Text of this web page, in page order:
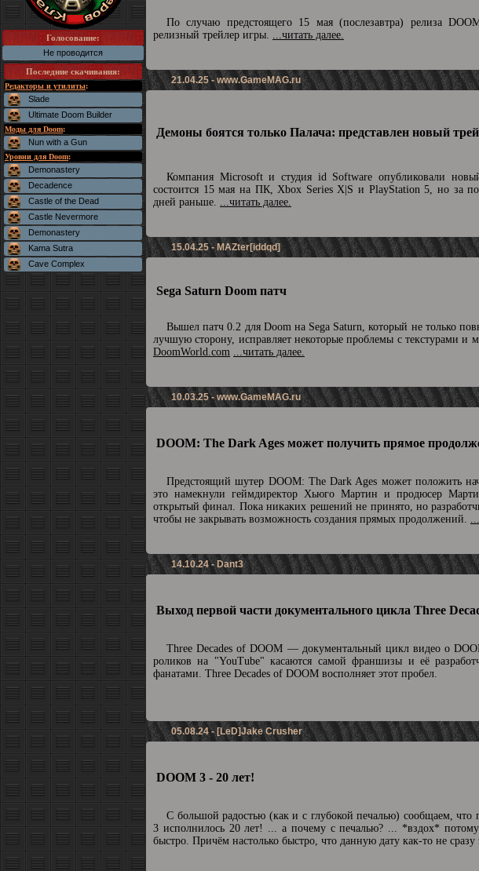
Голосование:
Не проводится
Последние скачивания:
Редакторы и утилиты:
Slade
Ultimate Doom Builder
Моды для Doom:
Nun with a Gun
Уровни для Doom:
Demonastery
Decadence
Castle of the Dead
Castle Nevermore
Demonastery
Kama Sutra
Cave Complex
По случаю предстоящего 15 мая (послезавтра) релиза
релизный трейлер игры. ...читать далее.
21.04.25 -www.GameMAG.ru
Демоны боятся только Палача: представлен новый
Компания Microsoft и студия id Software опубликовали
состоится 15 мая на ПК, Xbox Series X|S и PlayStation 5, но за
дней раньше. ...читать далее.
15.04.25 - MAZter[iddqd]
Sega Saturn Doom патч
Вышел патч 0.2 для Doom на Sega Saturn, который не только
лучшую сторону, исправляет некоторые проблемы с текстурами
DoomWorld.com ...читать далее.
10.03.25 -www.GameMAG.ru
DOOM: The Dark Ages может получить прямое
Предстоящий шутер DOOM: The Dark Ages может положить
это намекнули геймдиректор Хьюго Мартин и продюсер
открытый финал. Пока никаких решений не принято, но
чтобы не закрывать возможность создания прямых продолжений.
14.10.24 - Dant3
Выход первой части документального цикла Three
Three Decades of DOOM — документальный цикл видео о
роликов на "YouTube" касаются самой франшизы и её
фанатами. Three Decades of DOOM восполняет этот пробел.
05.08.24 - [LeD]Jake Crusher
DOOM 3 - 20 лет!
С большой радостью (как и с глубокой печалью) сообщаем, что
3 исполнилось 20 лет! ... а почему с печалью? ... *вздох* потому
быстро. Причём настолько быстро, что данную дату как-то не сразу